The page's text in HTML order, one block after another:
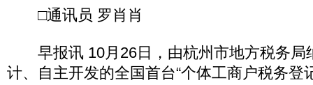
□通讯员 罗肖肖
早报讯 10月26日，由杭州市地方税务局
计、自主开发的全国首台“个体工商户税务登